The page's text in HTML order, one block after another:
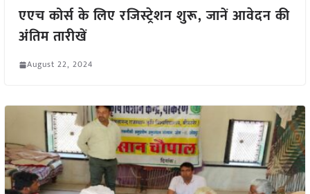
एएच कोर्स के लिए रजिस्ट्रेशन शुरू, जानें आवेदन की
अंतिम तारीखें
August 22, 2024